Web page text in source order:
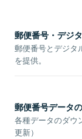
郵便番号・デジ
郵便番号とデジタ
を提供。
郵便番号データ
各種データのダウ
更新）